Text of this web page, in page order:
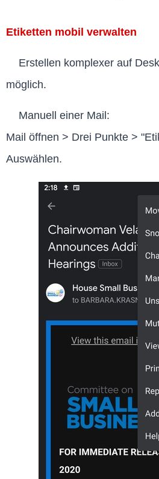
Etiketten mobil verwalten
Erstellen komplexer auf
möglich.
Manuell einer Mail:
Mail öffnen > Drei Punkte >
Auswählen.